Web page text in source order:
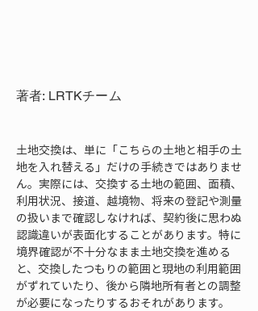
著者: LRTKチーム
土地交換は、単に「こちらの土地と相手の土
地を入れ替える」だけの手続きではありませ
ん。実際には、交換する土地の範囲、面積、
利用状況、接道、越境物、将来の登記や測量
の扱いまで確認しなければ、契約後に思わぬ
認識違いが表面化することがあります。特に
境界確認が不十分なまま土地交換を進める
と、交換したつもりの範囲と現地の利用範囲
がずれていたり、後から隣地所有者との調整
が必要になったりするおそれがあります。